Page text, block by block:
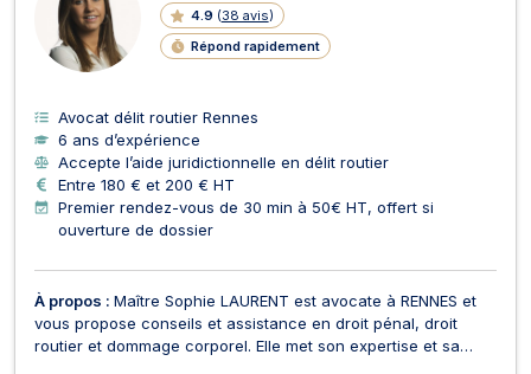
4.9 (38 avis)
Répond rapidement
Avocat délit routier Rennes
6 ans d’expérience
Accepte l’aide juridictionnelle en délit routier
Entre 180 € et 200 € HT
Premier rendez-vous de 30 min à 50€ HT, offert si
ouverture de dossier
À propos : Maître Sophie LAURENT est avocate à RENNES et
vous propose conseils et assistance en droit pénal, droit
routier et dommage corporel. Elle met son expertise et sa